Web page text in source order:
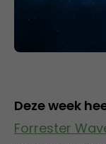
Deze week
Forrester